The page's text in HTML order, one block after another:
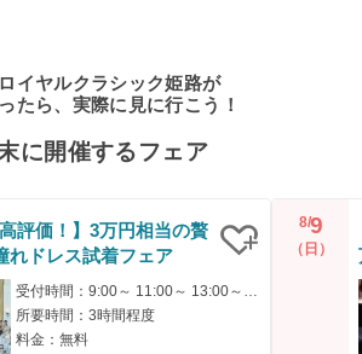
イヤルクラシック姫路が
たら、実際に見に行こう！
に開催するフェア
高評価！】3万円相当の贅
れドレス試着フェア
受付時間：9:00～ 11:00～ 13:00～ 15:00～ 16:00～
所要時間：3時間程度
料金：無料
8/9
（日）